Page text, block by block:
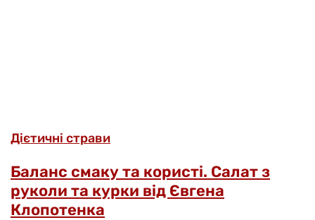
Дієтичні страви
Баланс смаку та користі. Салат з
руколи та курки від Євгена
Клопотенка